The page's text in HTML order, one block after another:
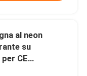
al neon
su
CE